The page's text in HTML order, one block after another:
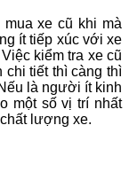
xe cũ khi mà
ít tiếp xúc với xe
kiểm tra xe cũ
chi tiết thì càng thì
là người ít kinh
một số vị trí nhất
lượng xe.